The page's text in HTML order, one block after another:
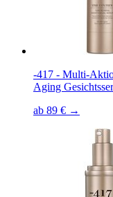
-417 - Multi-
Aging
ab 89 € →